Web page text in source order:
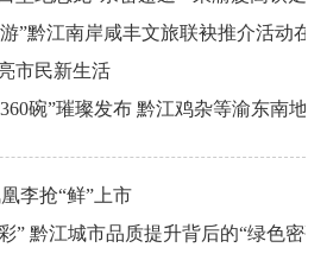
”黔江南岸咸丰文旅联袂推介活动在
市民新生活
碗”璀璨发布 黔江鸡杂等渝东南地
李抢“鲜”上市
” 黔江城市品质提升背后的“绿色密码